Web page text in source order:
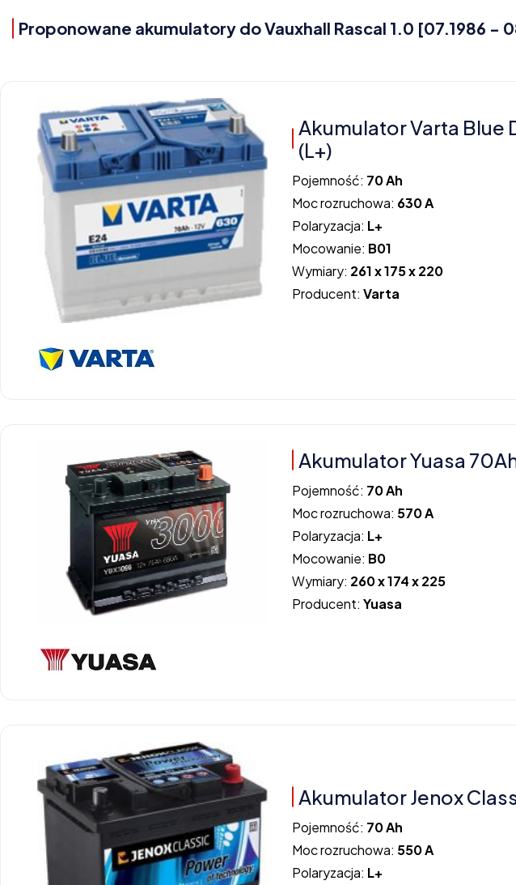
Proponowane akumulatory do Vauxhall Rascal 1.0 [07.1986 -
Akumulator Varta Blue
(L+)
Pojemność: 70 Ah
Moc rozruchowa: 630 A
Polaryzacja: L+
Mocowanie: B01
Wymiary: 261 x 175 x 220
Producent:Varta
Akumulator Yuasa
Pojemność: 70 Ah
Moc rozruchowa: 570 A
Polaryzacja: L+
Mocowanie: B0
Wymiary: 260 x 174 x 225
Producent:Yuasa
Akumulator Jenox
Pojemność: 70 Ah
Moc rozruchowa: 550 A
Polaryzacja: L+